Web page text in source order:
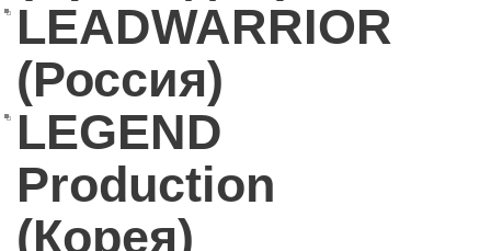
LEADWARRIOR
(Россия)
LEGEND
Production
(Корея)